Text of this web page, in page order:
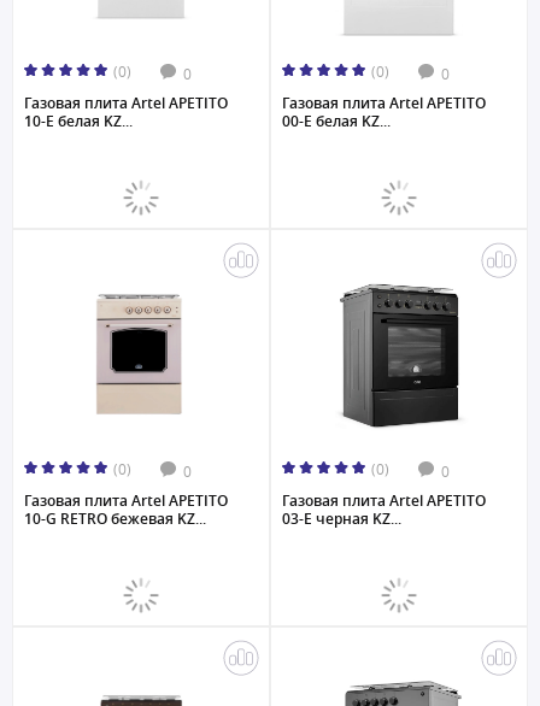
(0) 0
Газовая плита Artel APETITO
10-E белая KZ...
(0) 0
Газовая плита Artel APETITO
00-E белая KZ...
(0) 0
Газовая плита Artel APETITO
10-G RETRO бежевая KZ...
(0) 0
Газовая плита Artel APETITO
03-E черная KZ...